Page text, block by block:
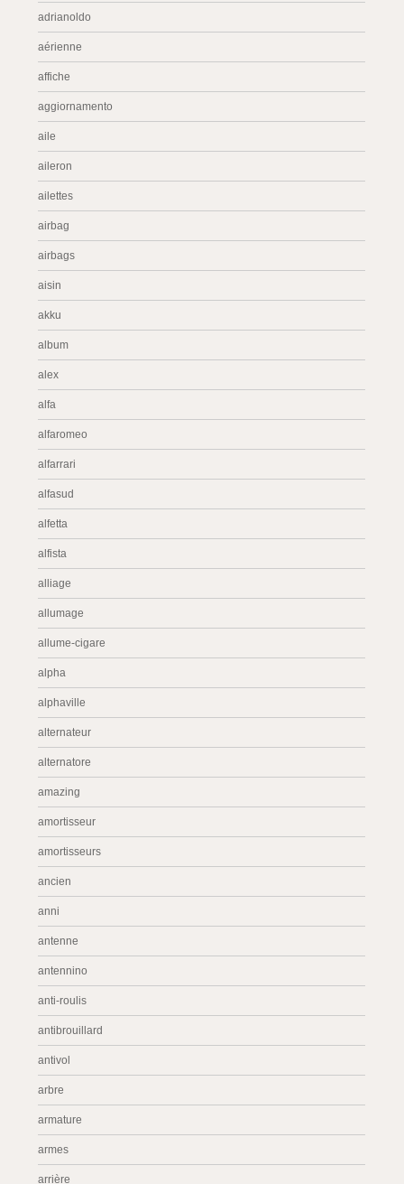
adrianoldo
aérienne
affiche
aggiornamento
aile
aileron
ailettes
airbag
airbags
aisin
akku
album
alex
alfa
alfaromeo
alfarrari
alfasud
alfetta
alfista
alliage
allumage
allume-cigare
alpha
alphaville
alternateur
alternatore
amazing
amortisseur
amortisseurs
ancien
anni
antenne
antennino
anti-roulis
antibrouillard
antivol
arbre
armature
armes
arrière